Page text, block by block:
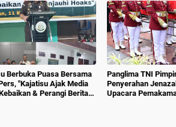
Berbuka Puasa Bersama
"Kajatisu Ajak Media
& Perangi Berita
Panglima TNI
Penyerahan
Upacara